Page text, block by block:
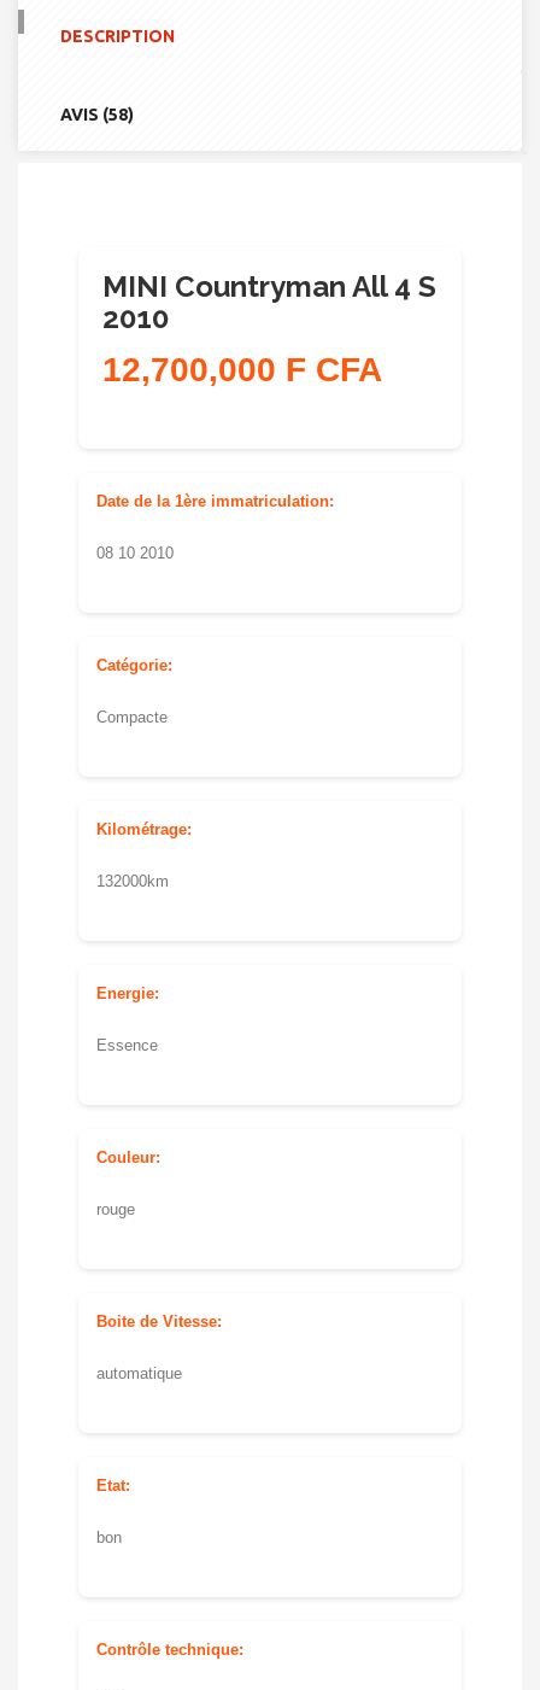
DESCRIPTION
AVIS (58)
MINI Countryman All 4 S
2010
12,700,000 F CFA
Date de la 1ère immatriculation:
08 10 2010
Catégorie:
Compacte
Kilométrage:
132000km
Energie:
Essence
Couleur:
rouge
Boite de Vitesse:
automatique
Etat:
bon
Contrôle technique: